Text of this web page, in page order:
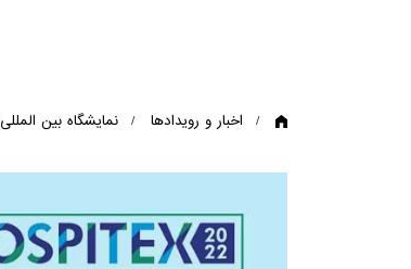
اخبار و رویدادها نمایشگاه بین المللی